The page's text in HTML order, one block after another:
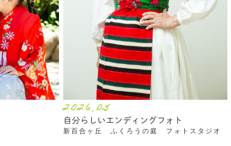
2026.05
自分らしいエンディングフォト
新百合ヶ丘 ふくろうの庭 フォトスタジオ